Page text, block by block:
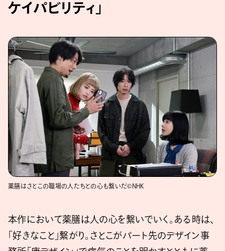
ケイパビリティ」
薬膳はさとこの職場の人たちとの心も繋いだ©NHK
本作において薬膳は人の心を繋いでいく。ある時は、
「好きなこと」繋がり。さとこがパート先のデザイン事